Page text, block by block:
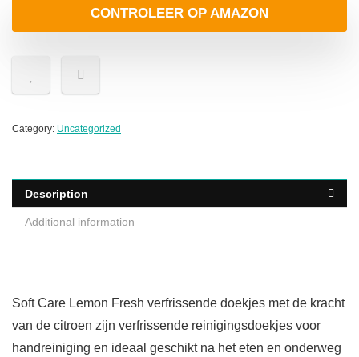
CONTROLEER OP AMAZON
Category: Uncategorized
Description
Additional information
Soft Care Lemon Fresh verfrissende doekjes met de kracht
van de citroen zijn verfrissende reinigingsdoekjes voor
handreiniging en ideaal geschikt na het eten en onderweg